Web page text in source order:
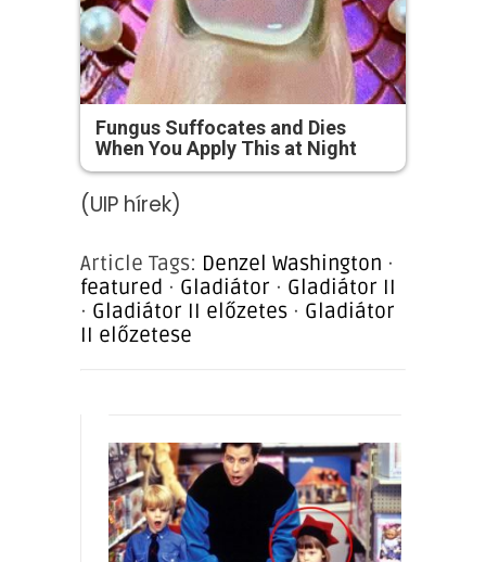
Fungus Suffocates and Dies
When You Apply This at Night
(UIP hírek)
Article Tags: Denzel Washington ·
featured · Gladiátor · Gladiátor II
· Gladiátor II előzetes · Gladiátor
II előzetese